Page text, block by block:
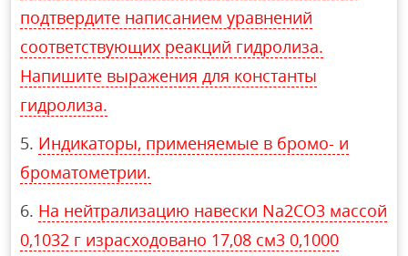
подтвердите написанием уравнений
соответствующих реакций гидролиза.
Напишите выражения для константы
гидролиза.
Индикаторы, применяемые в бромо- и
броматометрии.
На нейтрализацию навески Na2CO3 массой
0,1032 г израсходовано 17,08 см3 0,1000